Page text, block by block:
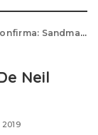
De Neil Gaiman, Vai Virar Série!
Neil